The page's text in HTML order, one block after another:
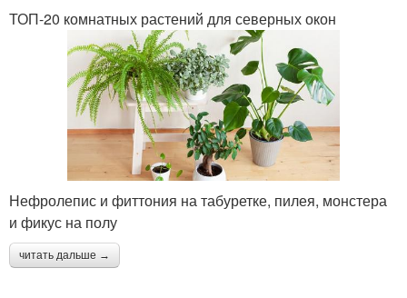
ТОП-20 комнатных растений для северных окон
Нефролепис и фиттония на табуретке, пилея, монстера
и фикус на полу
читать дальше →